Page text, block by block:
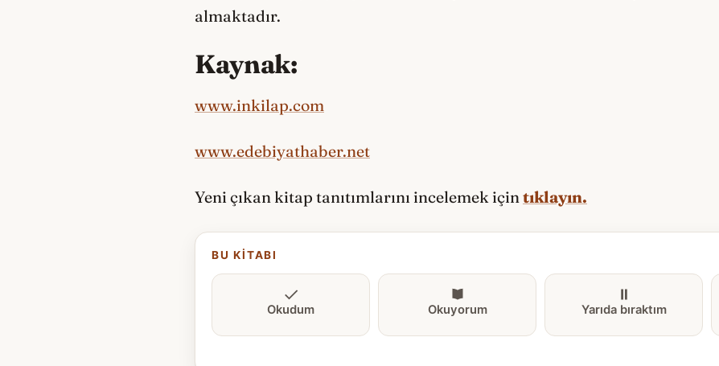
almaktadır.
Kaynak:
www.inkilap.com
www.edebiyathaber.net
Yeni çıkan kitap tanıtımlarını incelemek için tıklayın.
BU KITABI
Okudum Okuyorum Yarıda bıraktım